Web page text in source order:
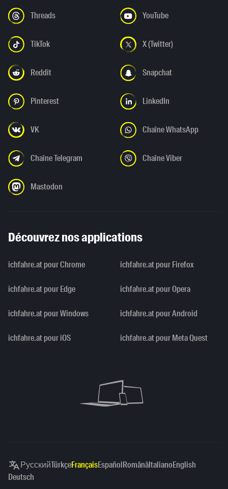
Threads YouTube
TikTok X (Twitter)
Reddit Snapchat
Pinterest LinkedIn
VK Chaîne WhatsApp
Chaîne Telegram Chaîne Viber
Mastodon
Découvrez nos applications
ichfahre.at pour Chrome ichfahre.at pour Firefox
ichfahre.at pour Edge ichfahre.at pour Opera
ichfahre.at pour Windows ichfahre.at pour Android
ichfahre.at pour iOS ichfahre.at pour Meta Quest
РусскийTürkçeFrançaisEspañolRomânăItalianoEnglish
Deutsch